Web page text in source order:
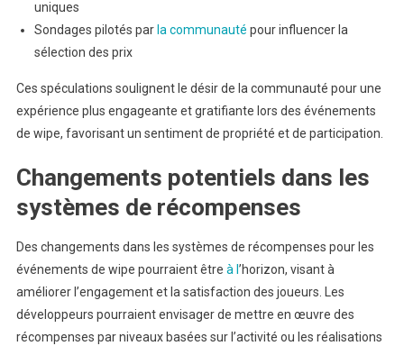
uniques
Sondages pilotés par la communauté pour influencer la
sélection des prix
Ces spéculations soulignent le désir de la communauté pour une
expérience plus engageante et gratifiante lors des événements
de wipe, favorisant un sentiment de propriété et de participation.
Changements potentiels dans les
systèmes de récompenses
Des changements dans les systèmes de récompenses pour les
événements de wipe pourraient être à l ’horizon, visant à
améliorer l’engagement et la satisfaction des joueurs. Les
développeurs pourraient envisager de mettre en œuvre des
récompenses par niveaux basées sur l’activité ou les réalisations